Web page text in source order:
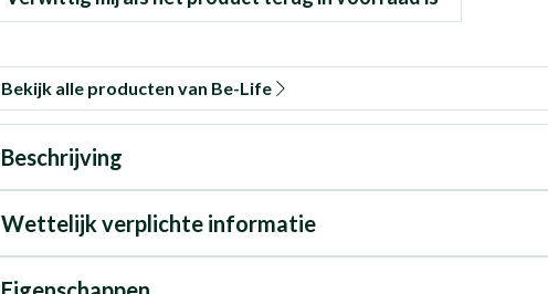
Bekijk alle producten van Be-Life
Beschrijving
Wettelijk verplichte informatie